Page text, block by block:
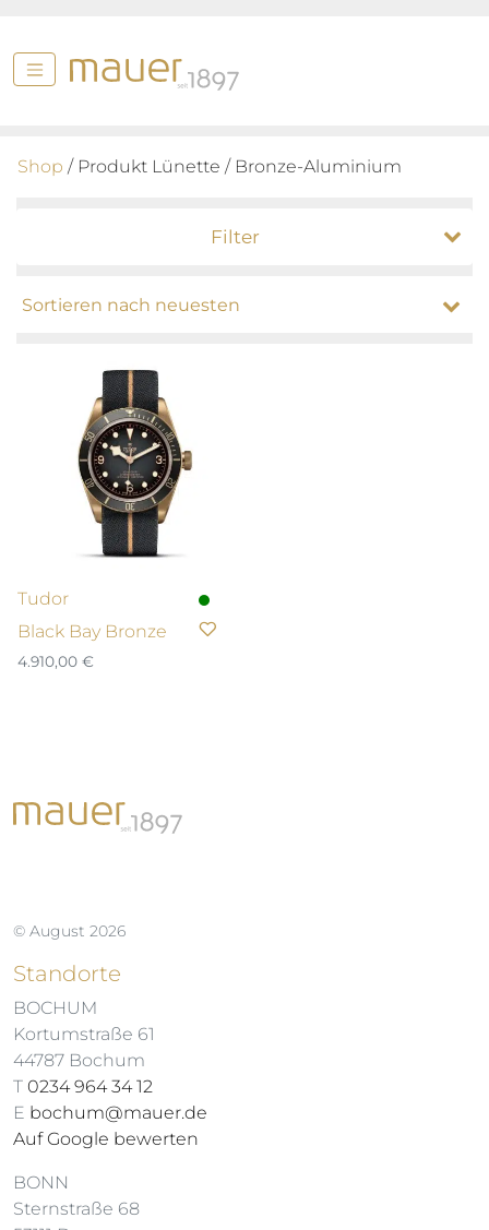
Shop / Produkt Lünette / Bronze-Aluminium
Filter
Tudor
Black Bay Bronze
4.910,00 €
© August 2026
Standorte
BOCHUM
Kortumstraße 61
44787 Bochum
T 0234 964 34 12
E bochum@mauer.de
Auf Google bewerten
BONN
Sternstraße 68